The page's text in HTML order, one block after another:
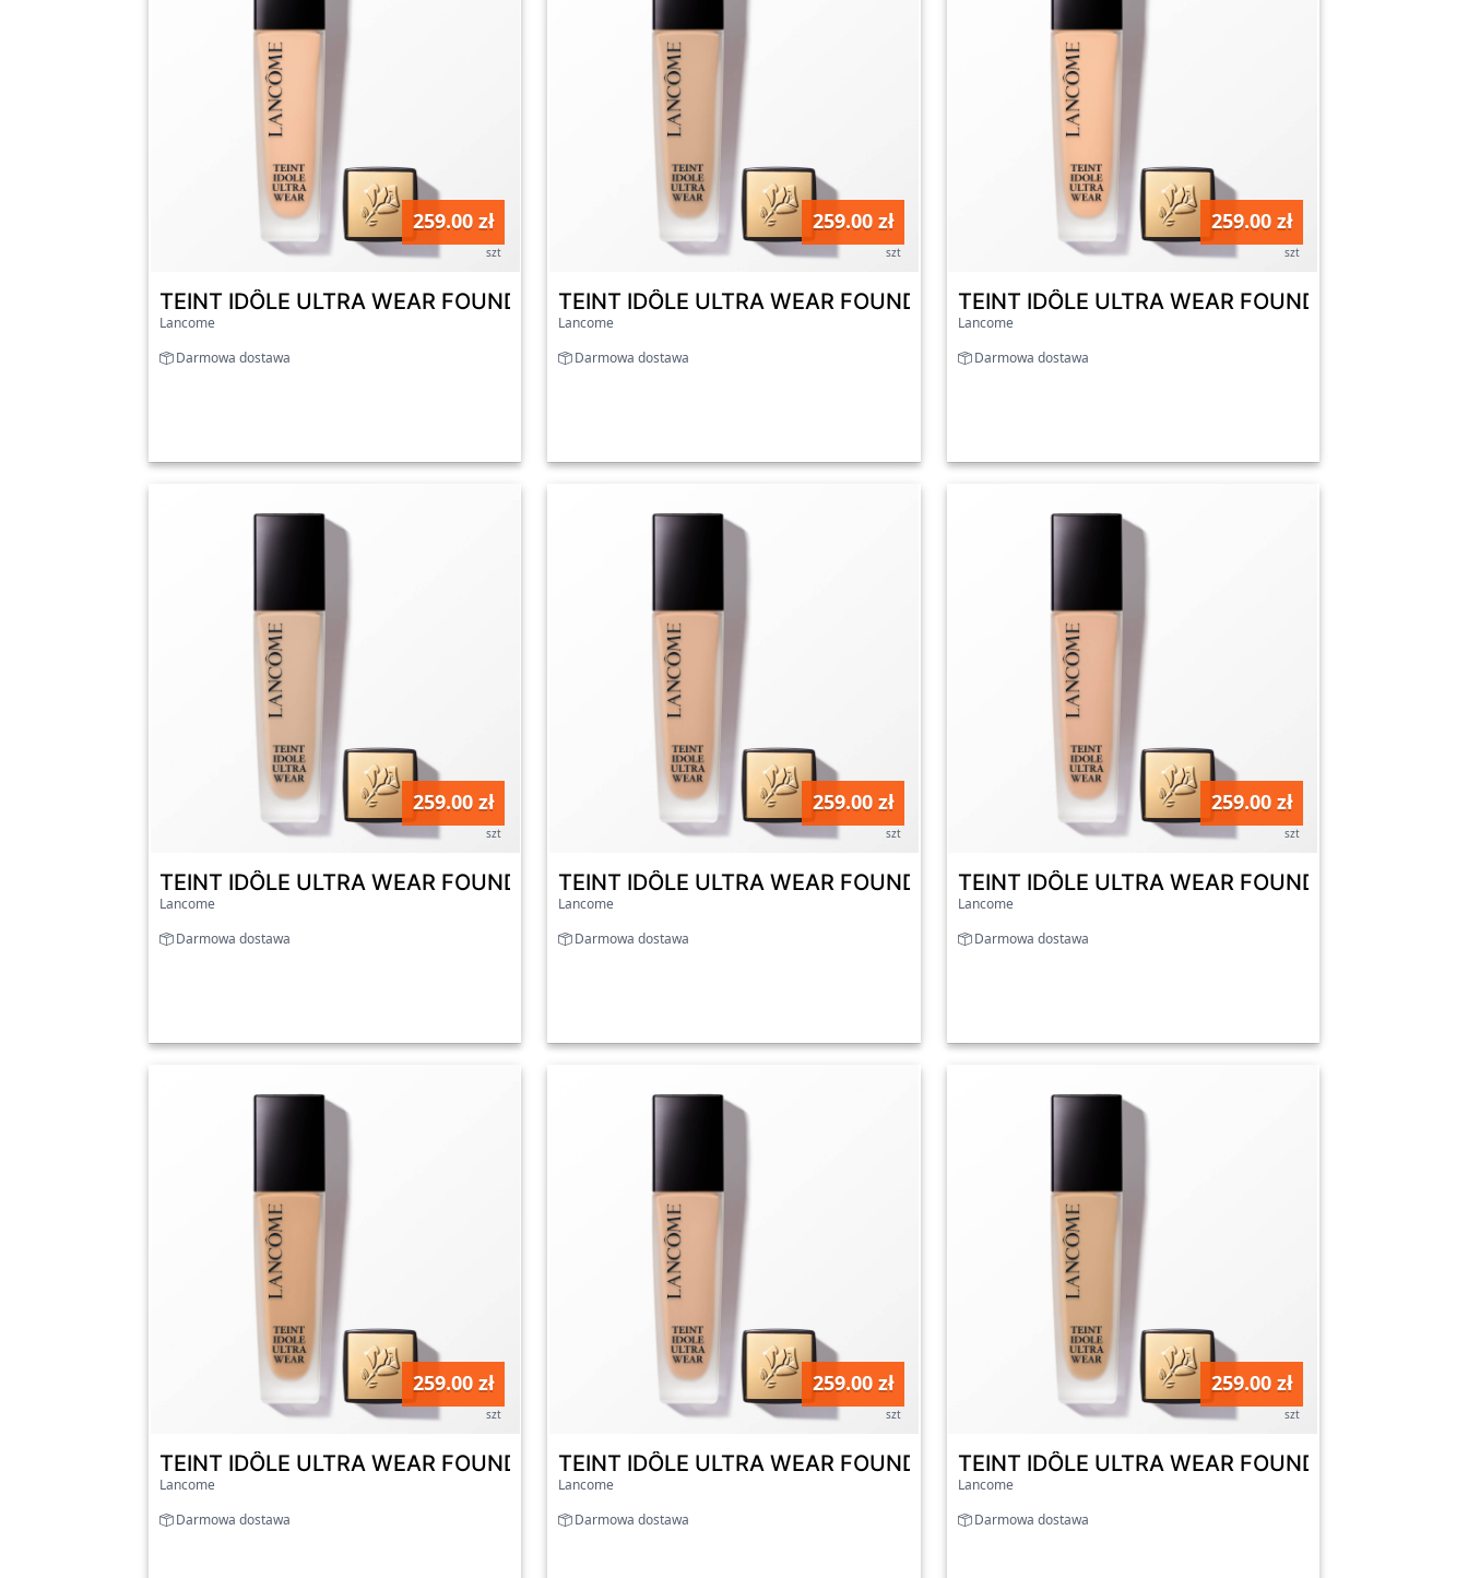
259.00 zł
szt
TEINT IDÔLE ULTRA WEAR FOUNDATION - Nowa, ulepszona formuła 125W
Lancome
Darmowa dostawa
259.00 zł
szt
TEINT IDÔLE ULTRA WEAR FOUNDATION - Nowa, ulepszona formuła 135N
Lancome
Darmowa dostawa
259.00 zł
szt
TEINT IDÔLE ULTRA WEAR FOUNDATION -
Lancome
Darmowa dostawa
259.00 zł
szt
TEINT IDÔLE ULTRA WEAR FOUNDATION - Nowa, ulepszona formuła 210C
Lancome
Darmowa dostawa
259.00 zł
szt
TEINT IDÔLE ULTRA WEAR FOUNDATION - Nowa, ulepszona formuła 220C
Lancome
Darmowa dostawa
259.00 zł
szt
TEINT IDÔLE ULTRA WEAR FOUNDATION -
Lancome
Darmowa dostawa
259.00 zł
szt
TEINT IDÔLE ULTRA WEAR FOUNDATION - Nowa, ulepszona formuła 230W
Lancome
Darmowa dostawa
259.00 zł
szt
TEINT IDÔLE ULTRA WEAR FOUNDATION - Nowa, ulepszona formuła 235N
Lancome
Darmowa dostawa
259.00 zł
szt
TEINT IDÔLE ULTRA WEAR FOUNDATION -
Lancome
Darmowa dostawa